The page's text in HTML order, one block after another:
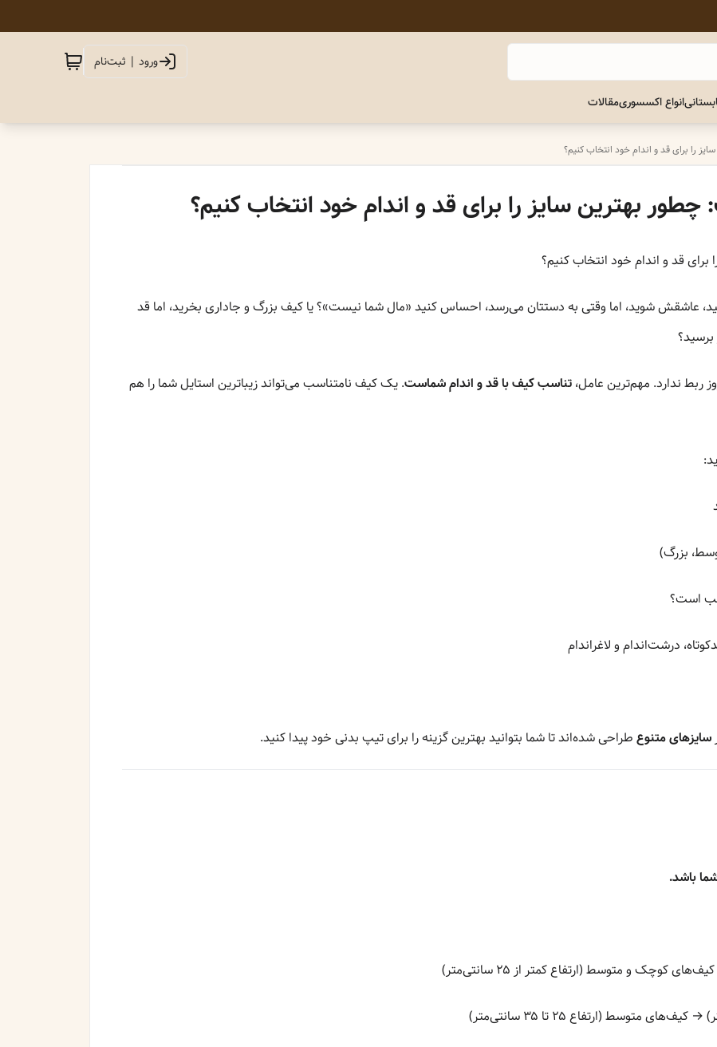
ورود | ثبت‌نام
انواع اکسسوریمقالات
را برای قد و اندام خود انتخاب کنیم؟
چطور بهترین سایز را برای قد و اندام خود انتخاب کنیم؟
برای قد و اندام خود انتخاب کنیم؟
عاشقش شوید، اما وقتی به دستتان می‌رسد، احساس کنید «مال شما نیست»؟ یا کیف بزرگ و جاداری بخرید، اما قد
ربط ندارد. مهم‌ترین عامل، تناسب کیف با قد و اندام شماست. یک کیف نامتناسب می‌تواند زیباترین استایل شما را هم
بزرگ)
است؟
درشت‌اندام و لاغراندام
سایزهای متنوع طراحی شده‌اند تا شما بتوانید بهترین گزینه را برای تیپ بدنی خود پیدا کنید.
باشد.